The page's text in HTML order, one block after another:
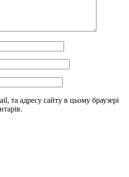
та адресу сайту в цьому браузері